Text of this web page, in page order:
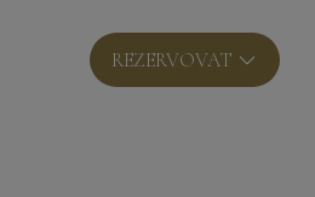
REZERVOVAT